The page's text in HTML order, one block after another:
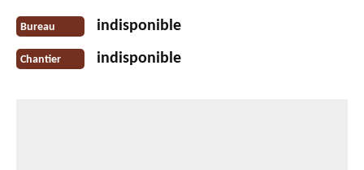
Bureau indisponible
Chantier indisponible